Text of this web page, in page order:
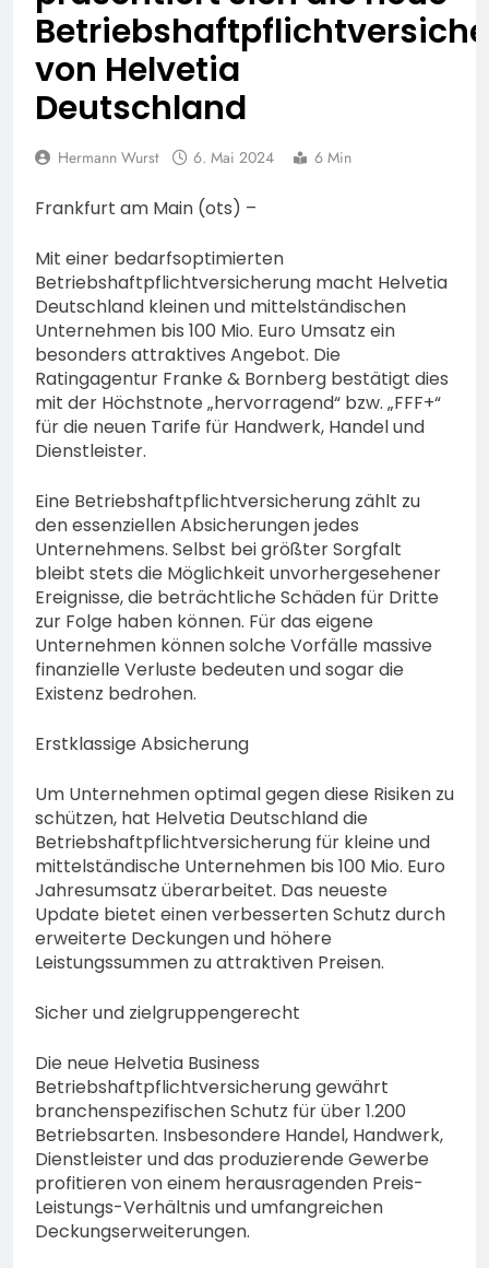
Gelände die Flanken des
Brandgebietes
gezogen – TRuP-
Spezialisten decken gleich
mehrere Verstöße auf
POL-WI: Brand eines
Wohnmobils führt zu einer
langen Sperrung der A3
bei Niedernhausen
5. August 2026
Kreis: 74-jähriger Claus-
vermisst
FW Rheingau-Taunus:
zwischen Bad
und Taunusstein-
Seitzenhahn – rund 150
Einsatzkräfte im Einsatz
5. August 2026
Leitungswechsel bei der
Polizeidirektion
Rheingau-Taunus
5. August 2026
POL-OF: Abgelenkt und
bestohlen: Zeugen
gesucht!; Mercedes
angedotzt: Hinweise
erbeten und Wer hat den
Fahrraddieb gesehen?
5. August 2026
POL-OH:
Öffentlichkeitsfahndung
nach vermisster Person
Mann aus Geisenheim
vermisst
4. August 2026
von Helvetia
Deutschland
Hermann Wurst 6. Mai 2024 6 Min
Frankfurt am Main (ots) –
Mit einer bedarfsoptimierten
Betriebshaftpflichtversicherung macht Helvetia
Deutschland kleinen und mittelständischen
Unternehmen bis 100 Mio. Euro Umsatz ein
besonders attraktives Angebot. Die
Ratingagentur Franke & Bornberg bestätigt dies
mit der Höchstnote „hervorragend“ bzw. „FFF+“
für die neuen Tarife für Handwerk, Handel und
Dienstleister.
Eine Betriebshaftpflichtversicherung zählt zu
den essenziellen Absicherungen jedes
Unternehmens. Selbst bei größter Sorgfalt
bleibt stets die Möglichkeit unvorhergesehener
Ereignisse, die beträchtliche Schäden für Dritte
zur Folge haben können. Für das eigene
Unternehmen können solche Vorfälle massive
finanzielle Verluste bedeuten und sogar die
Existenz bedrohen.
Erstklassige Absicherung
Um Unternehmen optimal gegen diese Risiken zu
schützen, hat Helvetia Deutschland die
Betriebshaftpflichtversicherung für kleine und
mittelständische Unternehmen bis 100 Mio. Euro
Jahresumsatz überarbeitet. Das neueste
Update bietet einen verbesserten Schutz durch
erweiterte Deckungen und höhere
Leistungssummen zu attraktiven Preisen.
Sicher und zielgruppengerecht
Die neue Helvetia Business
Betriebshaftpflichtversicherung gewährt
branchenspezifischen Schutz für über 1.200
Betriebsarten. Insbesondere Handel, Handwerk,
Dienstleister und das produzierende Gewerbe
profitieren von einem herausragenden Preis-
Leistungs-Verhältnis und umfangreichen
Deckungserweiterungen.